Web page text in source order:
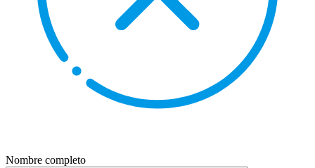
Nombre completo